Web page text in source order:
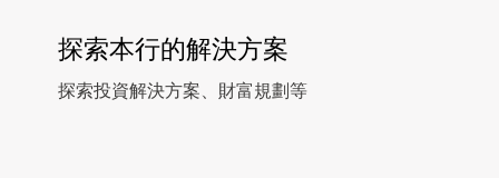
探索本行的解決方案
探索投資解決方案、財富規劃等